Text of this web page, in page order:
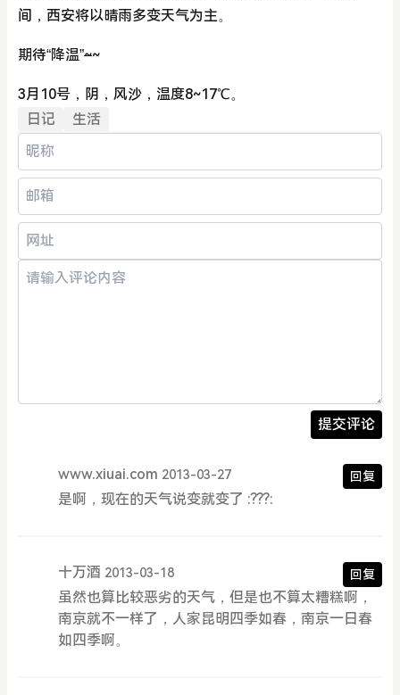
间，西安将以晴雨多变天气为主。
期待“降温”~~
3月10号，阴，风沙，温度8~17℃。
日记
生活
提交评论
www.xiuai.com 2013-03-27 回复
是啊，现在的天气说变就变了 :???:
十万酒 2013-03-18 回复
虽然也算比较恶劣的天气，但是也不算太糟糕啊，
南京就不一样了，人家昆明四季如春，南京一日春
如四季啊。